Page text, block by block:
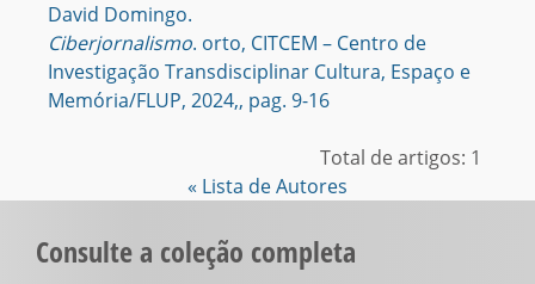
David Domingo.
Ciberjornalismo. orto, CITCEM – Centro de
Investigação Transdisciplinar Cultura, Espaço e
Memória/FLUP, 2024,, pag. 9-16
Total de artigos: 1
« Lista de Autores
Consulte a coleção completa